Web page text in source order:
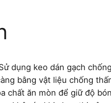
dụng keo dán gạch
bằng vật liệu chống
ăn mòn để giữ độ